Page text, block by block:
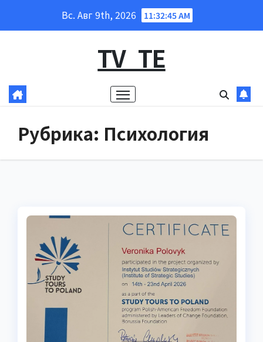
Вс. Авг 9th, 2026 11:32:46 AM
TV_TE
Рубрика: Психология